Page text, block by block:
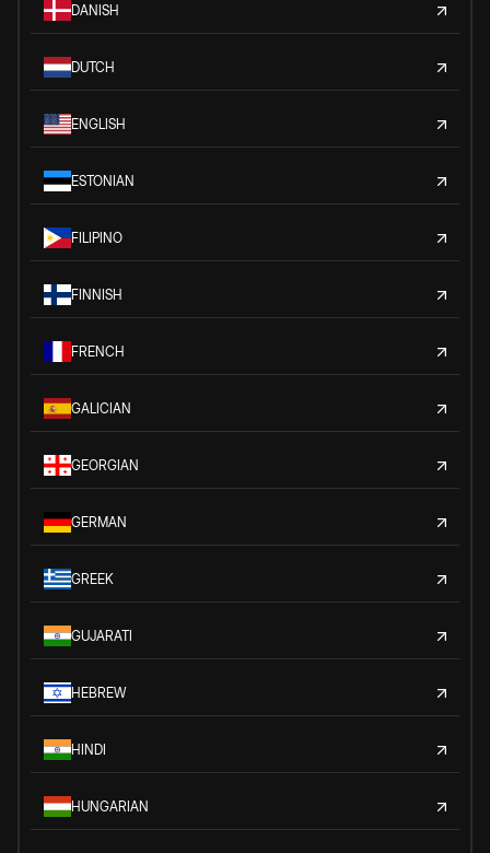
DANISH
DUTCH
ENGLISH
ESTONIAN
FILIPINO
FINNISH
FRENCH
GALICIAN
GEORGIAN
GERMAN
GREEK
GUJARATI
HEBREW
HINDI
HUNGARIAN